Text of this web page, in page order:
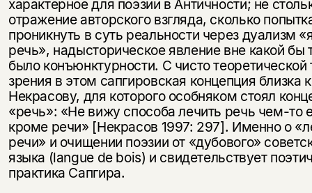
характерное для поэзии в Античности; не
отражение авторского взгляда, сколько
проникнуть в суть реальности через дуализм
речь», надысторическое явление вне какой бы
было конъюнктурности. С чисто теоретической
зрения в этом сапгировская концепция близка
Некрасову, для которого особняком стоял
«речь»: «Не вижу способа лечить речь чем-то
кроме речи» [Некрасов 1997: 297]. Именно о
речи» и очищении поэзии от «дубового»
языка (langue de bois) и свидетельствует
практика Сапгира.